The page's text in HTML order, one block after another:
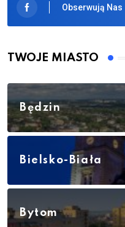
Obserwują Nas
TWOJE MIASTO
Będzin
Bielsko-Biała
Bytom